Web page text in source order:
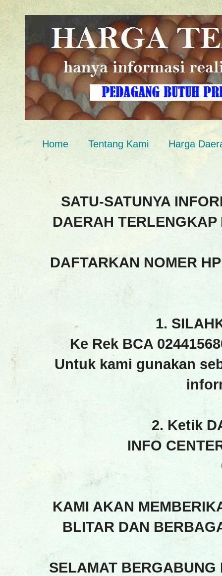
Home Tentang Kami Harga
SATU-SATUNYA
DAERAH TERLENGKAP
DAFTARKAN NOMER
1.
Ke Rek BCA
Untuk kami gunakan
2. Ketik
INFO
KAMI AKAN
BLITAR DAN
SELAMAT